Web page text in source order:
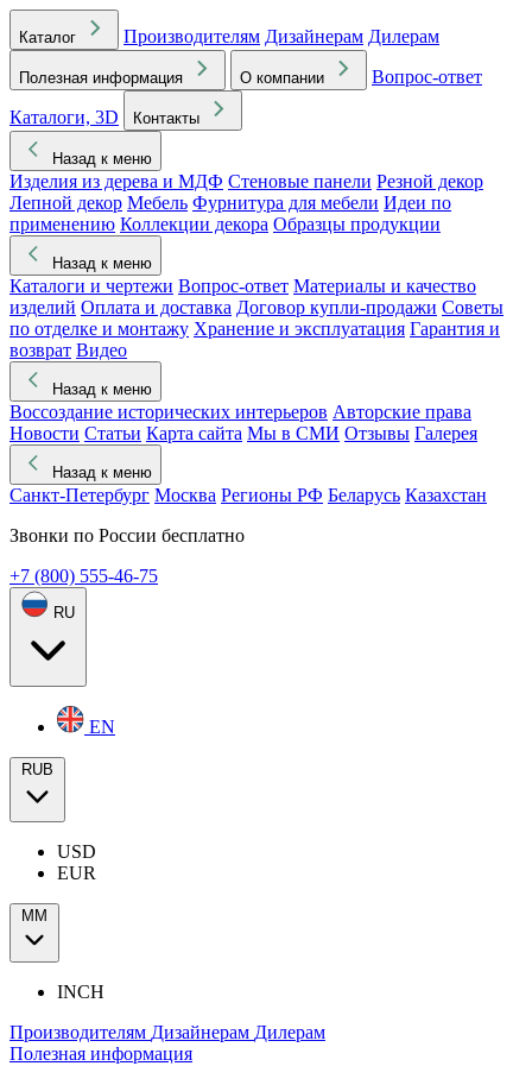
Каталог Производителям Дизайнерам Дилерам
Полезная информация О компании
Вопрос-ответ
Каталоги, 3D
Контакты
Назад к меню
Изделия из дерева и МДФ Стеновые панели Резной декор
Лепной декор Мебель Фурнитура для мебели Идеи по
применению Коллекции декора Образцы продукции
Назад к меню
Каталоги и чертежи Вопрос-ответ Материалы и качество
изделий Оплата и доставка Договор купли-продажи Советы
по отделке и монтажу Хранение и эксплуатация Гарантия и
возврат Видео
Назад к меню
Воссоздание исторических интерьеров Авторские права
Новости Статьи Карта сайта Мы в СМИ Отзывы Галерея
Назад к меню
Санкт-Петербург Москва Регионы РФ Беларусь Казахстан
Звонки по России бесплатно
+7 (800) 555-46-75
RU
EN
RUB
USD
EUR
ММ
INCH
Производителям Дизайнерам Дилерам
Полезная информация